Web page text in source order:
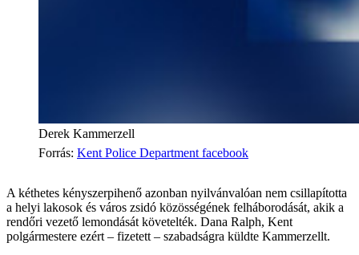
Derek Kammerzell
Forrás: Kent Police Department facebook
A kéthetes kényszerpihenő azonban nyilvánvalóan nem csillapította
a helyi lakosok és város zsidó közösségének felháborodását, akik a
rendőri vezető lemondását követelték. Dana Ralph, Kent
polgármestere ezért – fizetett – szabadságra küldte Kammerzellt.